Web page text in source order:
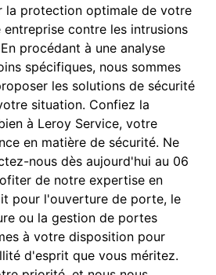
la protection optimale de votre
contre les intrusions
procédant à une analyse
spécifiques, nous sommes
les solutions de sécurité
situation. Confiez la
à Leroy Service, votre
en matière de sécurité. Ne
nous dès aujourd'hui au 06
de notre expertise en
pour l'ouverture de porte, le
ou la gestion de portes
à votre disposition pour
d'esprit que vous méritez.